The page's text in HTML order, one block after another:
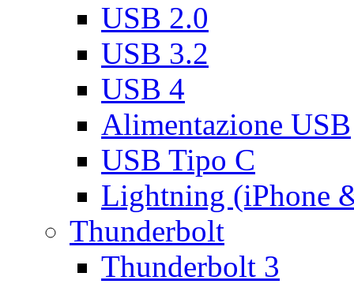
USB 2.0
USB 3.2
USB 4
Alimentazione USB
USB Tipo C
Lightning (iPhone
Thunderbolt
Thunderbolt 3